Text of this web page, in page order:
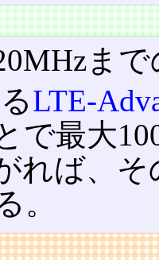
ま
LTE-
で最大
れば、
。